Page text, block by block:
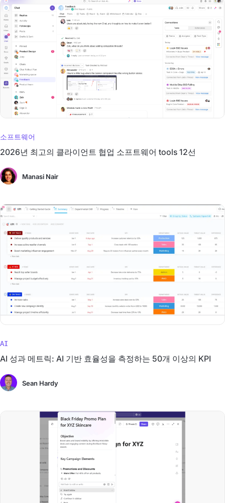
소프트웨어
2026년 최고의 클라이언트 협업 소프트웨어 tools 12선
Manasi Nair
AI
AI 성과 메트릭: AI 기반 효율성을 측정하는 50개 이상의 KPI
Sean Hardy